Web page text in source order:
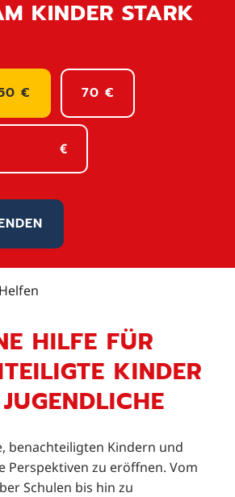
KINDER STARK
€ 70 €
€
Helfen
HILFE FÜR
KINDER
benachteiligten Kindern und
Perspektiven zu eröffnen. Vom
Schulen bis hin zu